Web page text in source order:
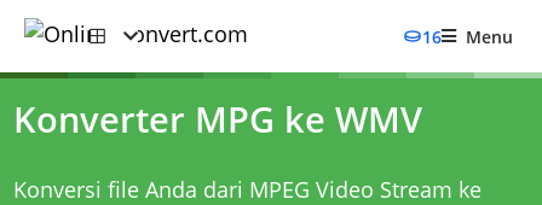
16 Menu
Konverter MPG ke WMV
Konversi file Anda dari MPEG Video Stream ke